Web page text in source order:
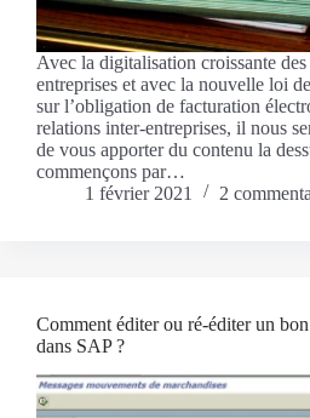
Avec la digitalisation croissante des
entreprises et avec la nouvelle loi
sur l’obligation de facturation
relations inter-entreprises, il nous
de vous apporter du contenu la
commençons par…
1 février 2021
2
Comment éditer ou ré-éditer un
dans SAP ?